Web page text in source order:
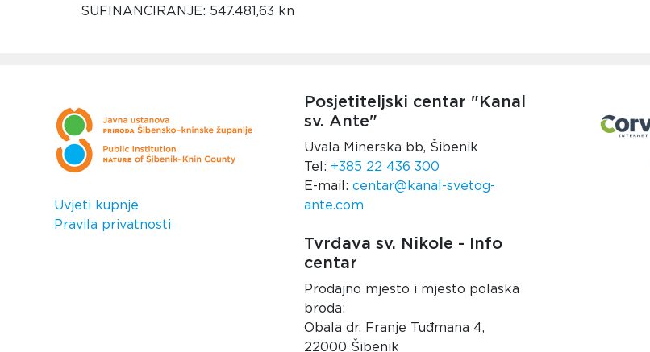
SUFINANCIRANJE: 547.481,63 kn
Uvjeti kupnje
Pravila privatnosti
Posjetiteljski centar "Kanal
sv. Ante"
Uvala Minerska bb, Šibenik
Tel: +385 22 436 300
E-mail: centar@kanal-svetog-
ante.com
Tvrđava sv. Nikole - Info
centar
Prodajno mjesto i mjesto polaska
broda:
Obala dr. Franje Tuđmana 4,
22000 Šibenik